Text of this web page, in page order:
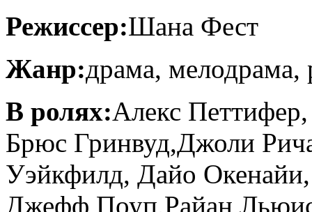
Режиссер:Шана Фест
Жанр:драма, мелодрама,
В ролях:Алекс
Брюс Гринвуд,Джоли
Уэйкфилд, Дайо
Джефф Поуп,Райан